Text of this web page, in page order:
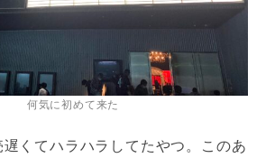
何気に初めて来た
くてハラハラしてたやつ。このあ